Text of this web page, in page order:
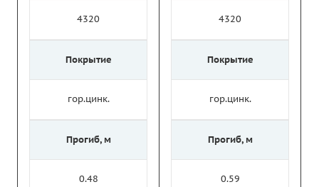
4320
Покрытие
гор.цинк.
Прогиб, м
0.48
4320
Покрытие
гор.цинк.
Прогиб, м
0.59